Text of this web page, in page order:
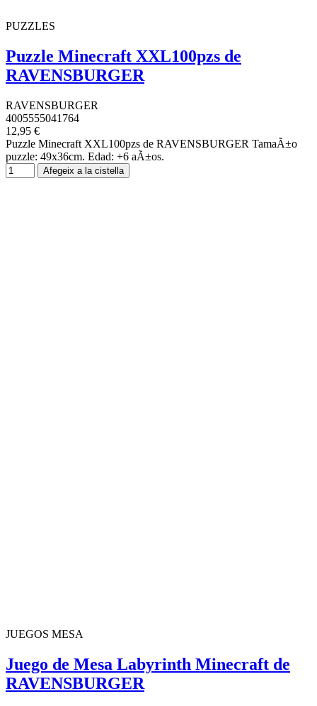
PUZZLES
Puzzle Minecraft XXL100pzs de
RAVENSBURGER
RAVENSBURGER
4005555041764
12,95 €
Puzzle Minecraft XXL100pzs de RAVENSBURGER TamaÃ±o
puzzle: 49x36cm. Edad: +6 aÃ±os.
Afegeix a la cistella
JUEGOS MESA
Juego de Mesa Labyrinth Minecraft de
RAVENSBURGER